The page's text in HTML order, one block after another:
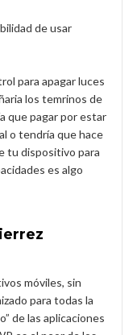
de usar
para apagar luces
los temrinos de
que pagar por estar
o tendría que hace
tu dispositivo para
es algo
móviles, sin
para todas la
de las aplicaciones